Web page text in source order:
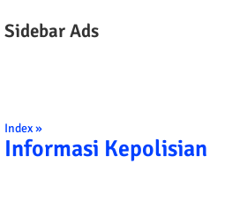
Sidebar Ads
Index »
Informasi Kepolisian